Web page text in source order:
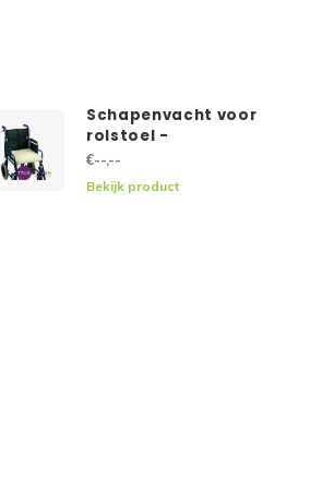
Schapenvacht voor
rolstoel -
€--,--
Bekijk product